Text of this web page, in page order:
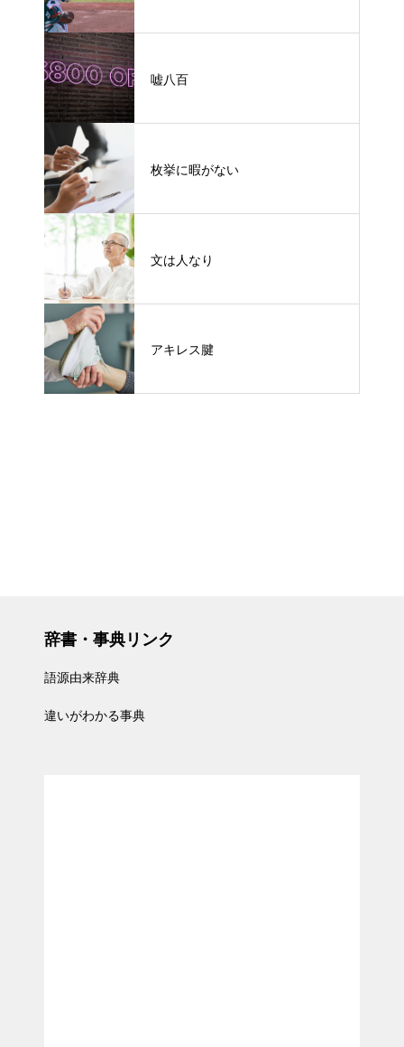
嘘八百
枚挙に暇がない
文は人なり
アキレス腱
辞書・事典リンク
語源由来辞典
違いがわかる事典